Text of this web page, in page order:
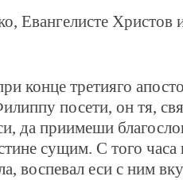
Евангелисте Христов
конце третияго
посети, он тя,
да приимеши
сущим. С того
воспевал еси с ним